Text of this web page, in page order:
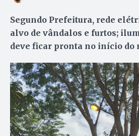
Segundo Prefeitura, rede
alvo de vândalos e furtos;
deve ficar pronta no início do